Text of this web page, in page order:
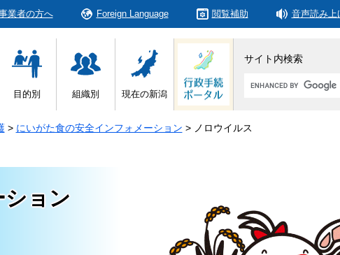
業者の方へ Foreign Language 閲覧補助 音声読み上
目的別 組織別 現在の新潟
サイト内検索
Google
> にいがた食の安全インフォメーション > ノロウイルス
ョン